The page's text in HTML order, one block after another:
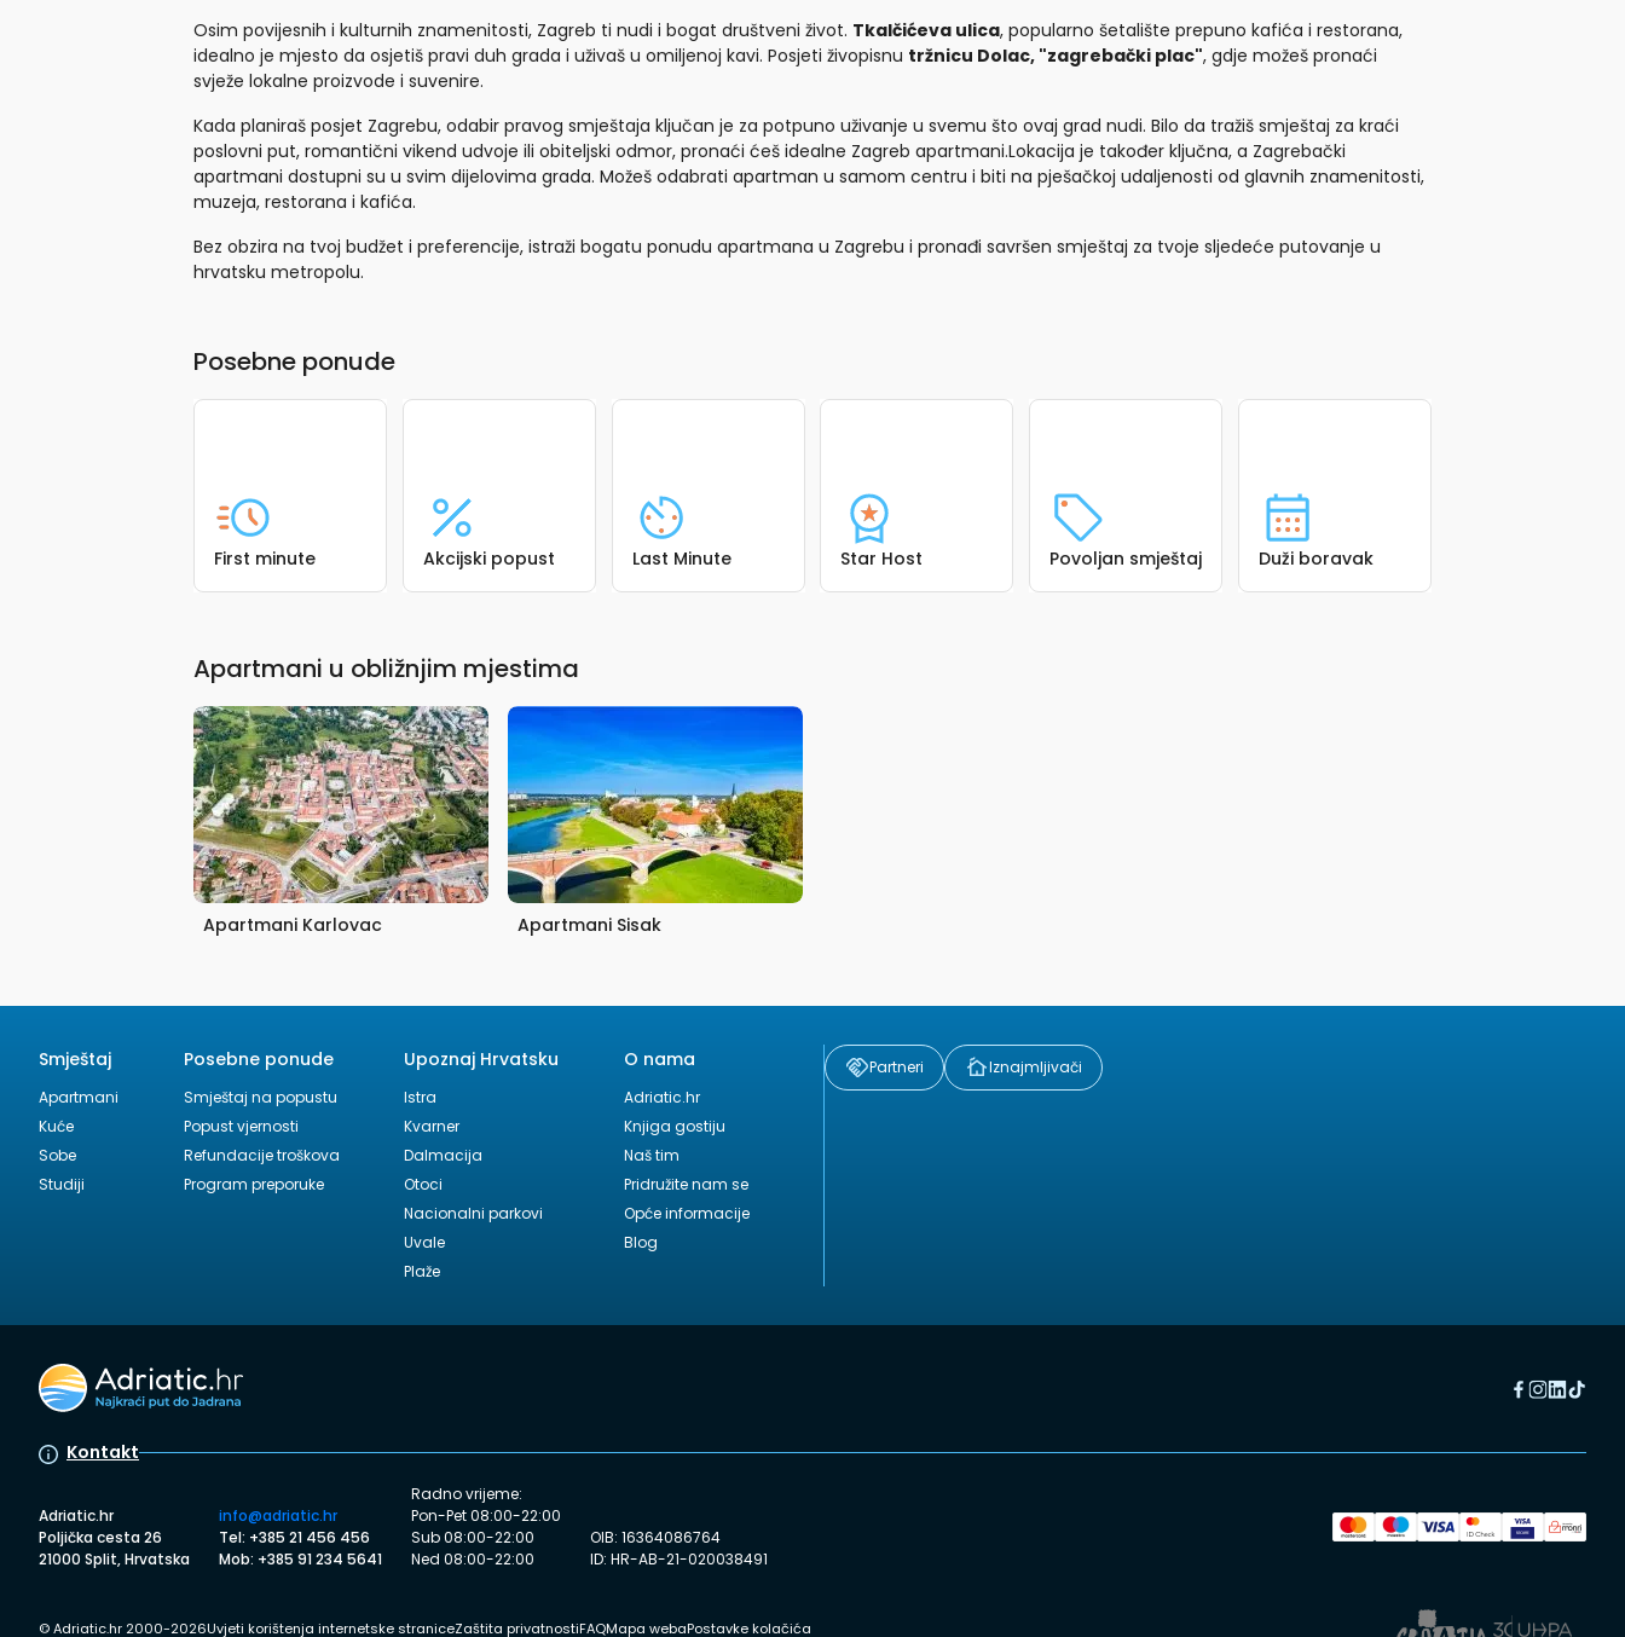
Osim povijesnih i kulturnih znamenitosti, Zagreb ti nudi i bogat društveni život. Tkalčićeva ulica, popularno šetalište prepuno kafića i restorana,
idealno je mjesto da osjetiš pravi duh grada i uživaš u omiljenoj kavi. Posjeti živopisnu tržnicu Dolac, "zagrebački plac", gdje možeš pronaći
svježe lokalne proizvode i suvenire.
Kada planiraš posjet Zagrebu, odabir pravog smještaja ključan je za potpuno uživanje u svemu što ovaj grad nudi. Bilo da tražiš smještaj za kraći
poslovni put, romantični vikend udvoje ili obiteljski odmor, pronaći ćeš idealne Zagreb apartmani.Lokacija je također ključna, a Zagrebački
apartmani dostupni su u svim dijelovima grada. Možeš odabrati apartman u samom centru i biti na pješačkoj udaljenosti od glavnih znamenitosti,
muzeja, restorana i kafića.
Bez obzira na tvoj budžet i preferencije, istraži bogatu ponudu apartmana u Zagrebu i pronađi savršen smještaj za tvoje sljedeće putovanje u
hrvatsku metropolu.
Posebne ponude
First minute Akcijski popust Last Minute Star Host Povoljan smještaj Duži boravak
Apartmani u obližnjim mjestima
Apartmani Karlovac Apartmani Sisak
Smještaj
Apartmani
Kuće
Sobe
Studiji
Posebne ponude
Smještaj na popustu
Popust vjernosti
Refundacije troškova
Program preporuke
Upoznaj Hrvatsku
Istra
Kvarner
Dalmacija
Otoci
Nacionalni parkovi
Uvale
Plaže
O nama
Adriatic.hr
Knjiga gostiju
Naš tim
Pridružite nam se
Opće informacije
Blog
Partneri Iznajmljivači
Kontakt
Adriatic.hr
Poljička cesta 26
21000 Split, Hrvatska
info@adriatic.hr
Tel: +385 21 456 456
Mob: +385 91 234 5641
Radno vrijeme:
Pon-Pet 08:00-22:00
Sub 08:00-22:00
Ned 08:00-22:00
OIB: 16364086764
ID: HR-AB-21-020038491
© Adriatic.hr 2000-2026Uvjeti korištenja internetske straniceZaštita privatnostiFAQMapa webaPostavke kolačića